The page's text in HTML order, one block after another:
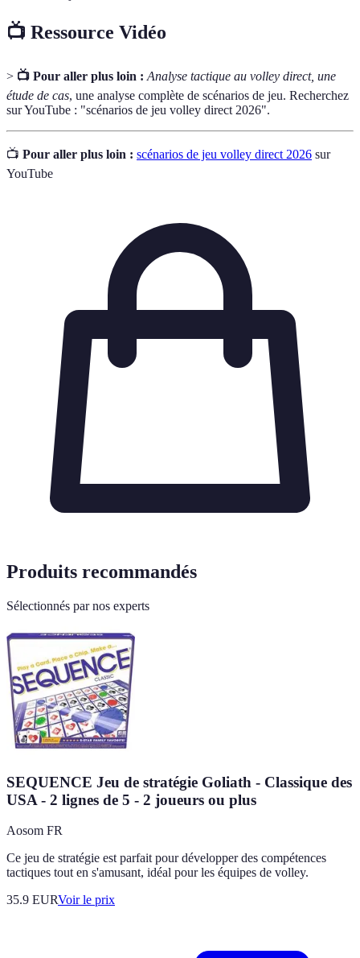
📺 Ressource Vidéo
> 📺 Pour aller plus loin : Analyse tactique au volley direct, une
étude de cas, une analyse complète de scénarios de jeu. Recherchez
sur YouTube : "scénarios de jeu volley direct 2026".
📺 Pour aller plus loin : scénarios de jeu volley direct 2026 sur
YouTube
Produits recommandés
Sélectionnés par nos experts
SEQUENCE Jeu de stratégie Goliath - Classique des
USA - 2 lignes de 5 - 2 joueurs ou plus
Aosom FR
Ce jeu de stratégie est parfait pour développer des compétences
tactiques tout en s'amusant, idéal pour les équipes de volley.
35.9 EURVoir le prix